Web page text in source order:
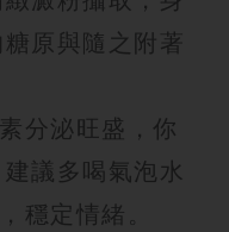
原與隨之附著
分泌旺盛，你
議多喝氣泡水
，穩定情緒。